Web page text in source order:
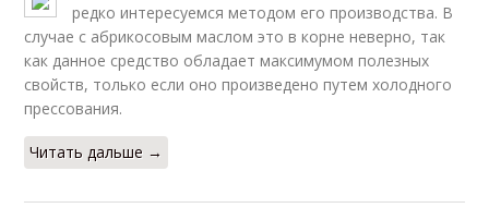
редко интересуемся методом его производства. В
случае с абрикосовым маслом это в корне неверно, так
как данное средство обладает максимумом полезных
свойств, только если оно произведено путем холодного
прессования.
Читать дальше →